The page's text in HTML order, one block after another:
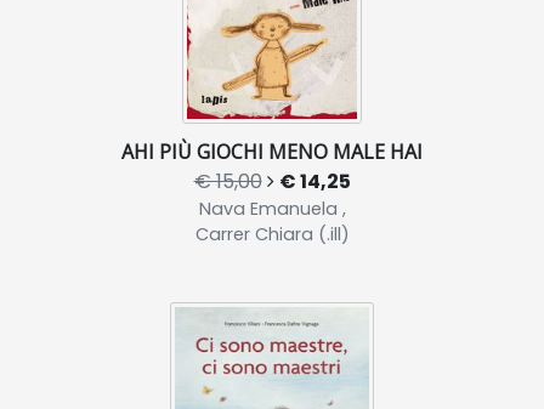
AHI PIÙ GIOCHI MENO MALE HAI
€ 15,00 € 14,25
Nava Emanuela ,
Carrer Chiara (.ill)